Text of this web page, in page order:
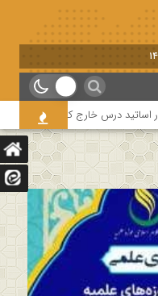
درس خارج کلام و اساتید حوزه